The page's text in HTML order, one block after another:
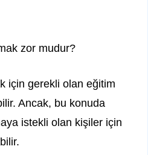
zor mudur?
için gerekli olan eğitim
Ancak, bu konuda
istekli olan kişiler için